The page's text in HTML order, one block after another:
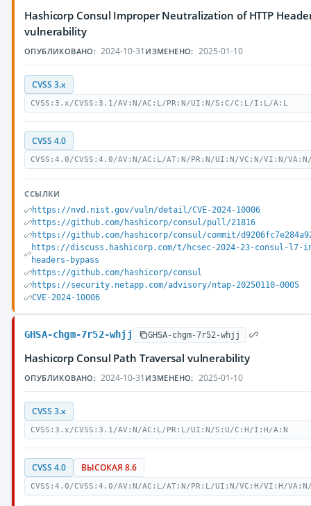
Hashicorp Consul Improper Neutralization of HTTP
vulnerability
ОПУБЛИКОВАНО: 2024-10-31 ИЗМЕНЕНО: 2025-01-10
CVSS 3.x
CVSS:3.x/CVSS:3.1/AV:N/AC:L/PR:N/UI:N/S:C/C:L/I:L/A:L
CVSS 4.0
CVSS:4.0/CVSS:4.0/AV:N/AC:L/AT:N/PR:N/UI:N/VC:N/VI:N/
ССЫЛКИ
https://nvd.nist.gov/vuln/detail/CVE-2024-10006
https://github.com/hashicorp/consul/pull/21816
https://github.com/hashicorp/consul/commit/
https://discuss.hashicorp.com/t/hcsec-2024-23-consul-
headers-bypass
https://github.com/hashicorp/consul
https://security.netapp.com/advisory/ntap-20250110-0005
CVE-2024-10006
GHSA-chgm-7r52-whjj GHSA-chgm-7r52-whjj
Hashicorp Consul Path Traversal vulnerability
ОПУБЛИКОВАНО: 2024-10-31 ИЗМЕНЕНО: 2025-01-10
CVSS 3.x
CVSS:3.x/CVSS:3.1/AV:N/AC:L/PR:L/UI:N/S:U/C:H/I:H/A:N
CVSS 4.0 ВЫСОКАЯ 8.6
CVSS:4.0/CVSS:4.0/AV:N/AC:L/AT:N/PR:L/UI:N/VC:H/VI:H/